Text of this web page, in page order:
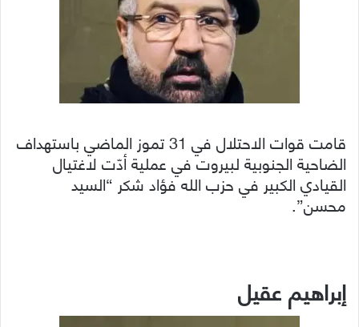
قامت قوات الاحتلال في 31 تموز الماضي باستهداف
الضاحية الجنوبية لبيروت في عملية أدّت لاغتيال
القيادي الكبير في حزب الله فؤاد شكر “السيد
محسن”.
إبراهيم عقيل